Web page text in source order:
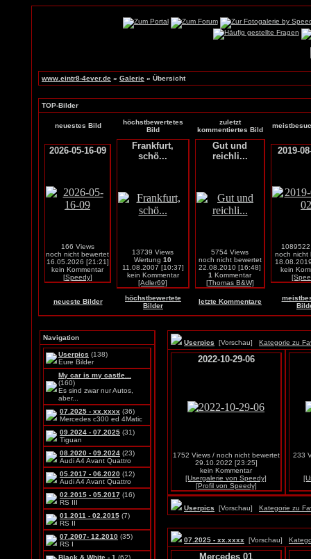
www.eintr8-4ever.de » Galerie » Übersicht
TOP-Bilder
neuestes Bild
höchstbewertetes
Bild
zuletzt
kommentiertes Bild
2026-05-16-09
166 Views
noch nicht bewertet
16.05.2026 [21:21]
kein Kommentar
[Speedy]
Frankfurt,
schö...
13739 Views
Wertung 10
11.08.2007 [10:37]
kein Kommentar
[Adler69]
Gut und
reichli...
5754 Views
noch nicht bewertet
22.08.2010 [16:48]
1 Kommentar
[Thomas B&W]
2019-
noch nicht
kein
neueste Bilder
höchstbewertete
Bilder
letzte Kommentare
Navigation
Userpics (138)
Eure Bilder
My car is my castle...
(160)
Es sind zwar nur Autos,
aber...
07.2025 - xx.xxxx (36)
Mercedes c300 ed 4Matic
09.2024 - 07.2025 (31)
Tiguan
08.2020 - 09.2024 (23)
Audi A4 Avant Quattro
05.2017 - 06.2020 (12)
Audi A4 Avant Quattro
02.2015 - 05.2017 (16)
RS III
01.2011 - 02.2015 (7)
RS II
07.2007- 12.2010 (35)
RS I
Black & White - 1 (62)
Userpics [Vorschau] Kategorie zu
2022-10-29-06
1752 Views / noch nicht bewertet
29.10.2022 [23:25]
kein Kommentar
[Usergalerie von Speedy]
[Profil von Speedy]
233
Userpics [Vorschau] Kategorie zu
07.2025 - xx.xxxx [Vorschau]
Mercedes 01